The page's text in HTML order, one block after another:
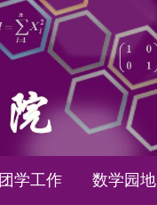
团学工作 数学园地